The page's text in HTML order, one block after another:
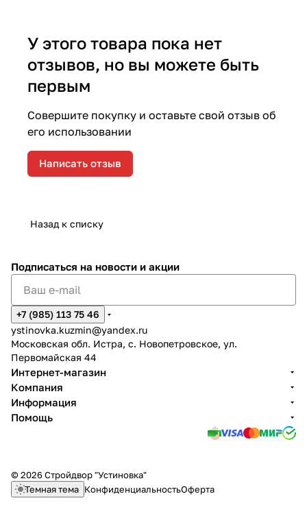
У этого товара пока нет
отзывов, но вы можете быть
первым
Совершите покупку и оставьте свой отзыв об
его использовании
Написать отзыв
Назад к списку
Подписаться на новости и акции
+7 (985) 113 75 46
ystinovka.kuzmin@yandex.ru
Московская обл. Истра, с. Новопетровское, ул.
Первомайская 44
Интернет-магазин
Компания
Информация
Помощь
© 2026 Стройдвор "Устиновка"
Темная тема КонфиденциальностьОферта